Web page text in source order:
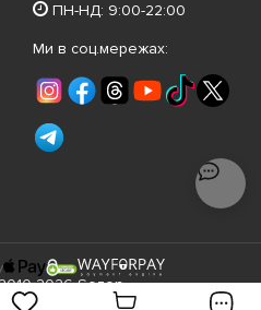
ПН-НД: 9:00-22:00
Ми в соц.мережах:
2026 Sezon